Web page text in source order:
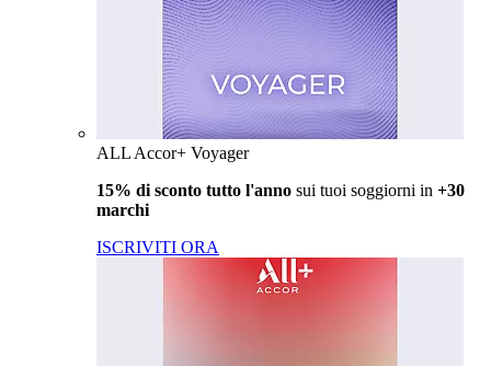
ALL Accor+ Voyager
15% di sconto tutto l'anno sui tuoi soggiorni in +30
marchi
ISCRIVITI ORA